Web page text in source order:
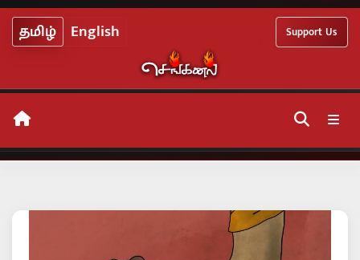
Skip
to தமிழ் English Support Us